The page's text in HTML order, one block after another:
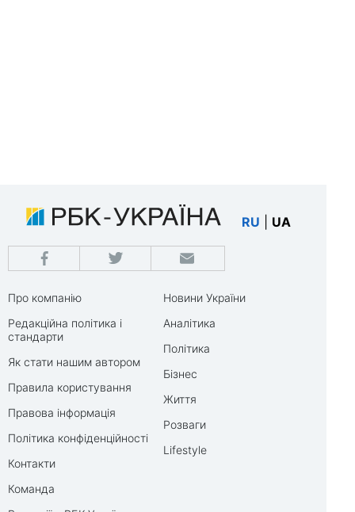
RU UA
Про компанію
Редакційна політика і
стандарти
Як стати нашим автором
Правила користування
Правова інформація
Політика конфіденційності
Контакти
Команда
Новини України
Аналітика
Політика
Бізнес
Життя
Розваги
Lifestyle